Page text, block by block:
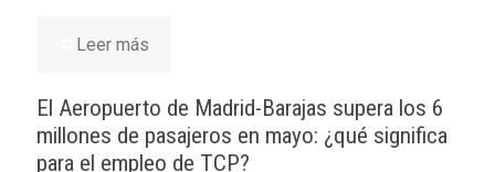
Leer más
El Aeropuerto de Madrid-Barajas supera los 6
millones de pasajeros en mayo: ¿qué significa
para el empleo de TCP?